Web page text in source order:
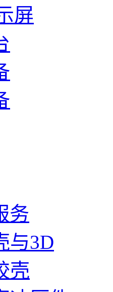
屏
务
与3D
壳